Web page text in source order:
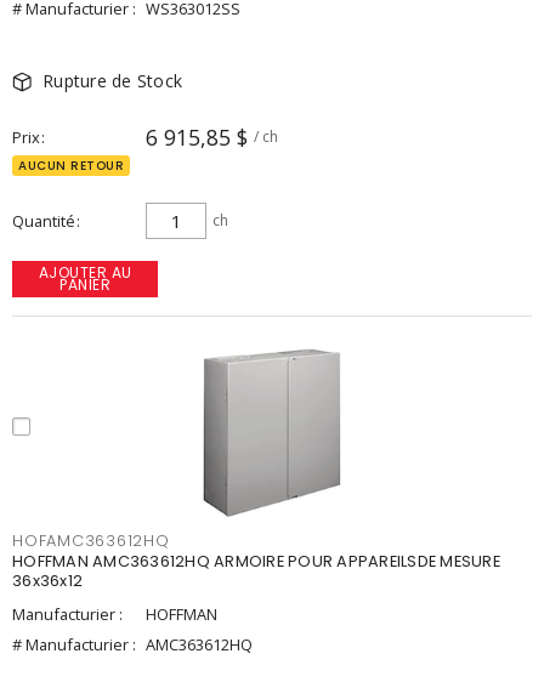
# Manufacturier : WS363012SS
Rupture de Stock
Prix 6 915,85 $ / ch
AUCUN RETOUR
Quantité ch
AJOUTER AU
PANIER
HOFAMC363612HQ
HOFFMAN AMC363612HQ ARMOIRE POUR APPAREILSDE MESURE
36x36x12
Manufacturier :
HOFFMAN
# Manufacturier : AMC363612HQ